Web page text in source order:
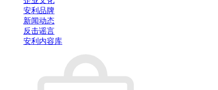
安利品牌
新闻动态
反击谣言
安利内容库